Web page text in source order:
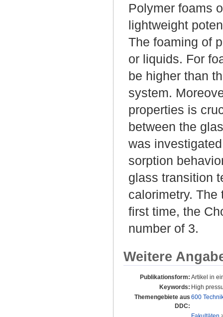
Polymer foams
lightweight
The foaming of
or liquids. For
be higher than
system.
properties is
between the
was
sorption
glass transition
calorimetry. The
first time, the
number of 3.
Weitere
Publikationsform: Artikel in
Keywords: High
Themengebiete aus
DDC:
600